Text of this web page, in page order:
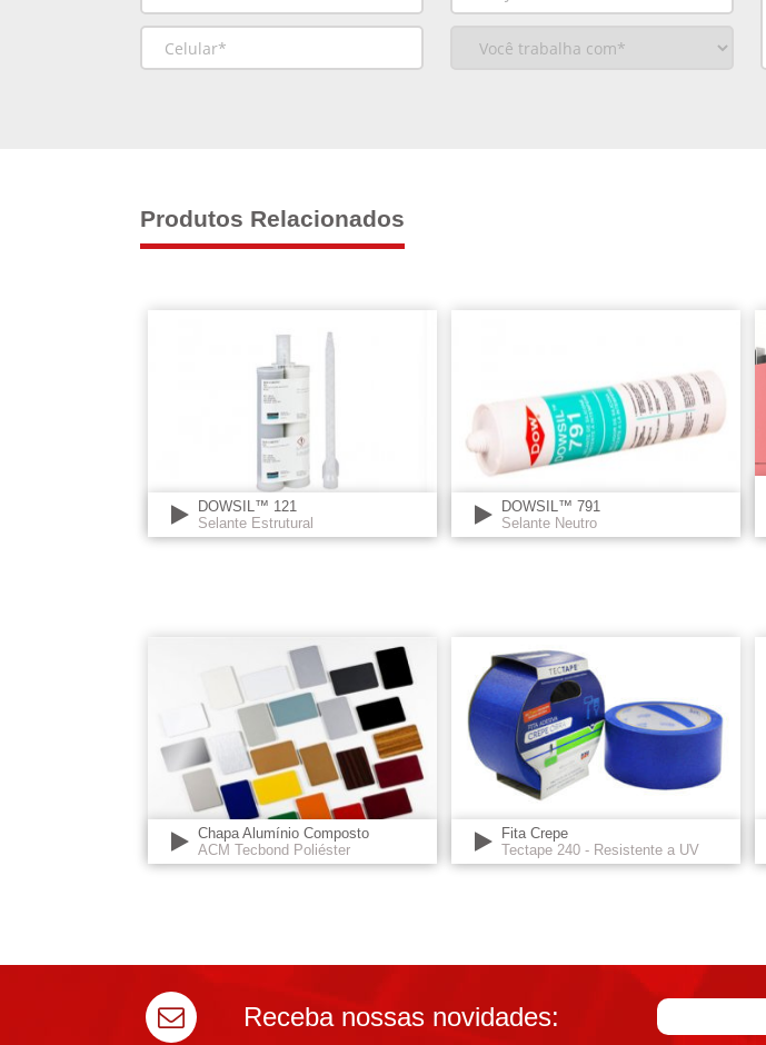
Produtos Relacionados
DOWSIL™ 121
Selante Estrutural
DOWSIL™ 791
Selante Neutro
Chapa Alumínio Composto
ACM Tecbond Poliéster
Fita Crepe
Tectape 240 - Resistente a UV
Receba nossas novidades: